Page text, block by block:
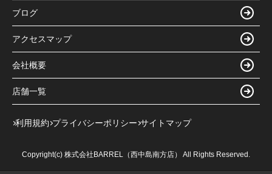
ブログ
アクセスマップ
会社概要
店舗一覧
利用規約 プライバシーポリシー サイトマップ
Copyright(c) 株式会社BARREL（西中島南方店） All Rights Reserved.